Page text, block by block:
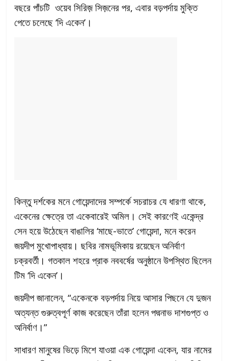
বছরে পাঁচটি ওয়েব সিরিজ় সিজ়নের পর, এবার বড়পর্দায় মুক্তি
পেতে চলেছে ‘দি একেন’।
কিন্তু দর্শকের মনে গোয়েন্দাদের সম্পর্কে সচরাচর যে ধারণা থাকে,
একেনের ক্ষেত্রে তা একেবারেই অমিল। সেই কারণেই একেন্দ্র
সেন হয়ে উঠেছেন বাঙালির ‘মাছে-ভাতে’ গোয়েন্দা, মনে করেন
জয়দীপ মুখোপাধ্যায়। ছবির নামভূমিকায় রয়েছেন অনির্বাণ
চক্রবর্তী। গতকাল শহরে প্রাক নববর্ষের অনুষ্ঠানে উপস্থিত ছিলেন
টিম ‘দি একেন’।
জয়দীপ জানালেন, “একেনকে বড়পর্দায় নিয়ে আসার পিছনে যে দুজন
অত্যন্ত গুরুত্বপূর্ণ কাজ করেছেন তাঁরা হলেন পদ্মনাভ দাশগুপ্ত ও
অনির্বাণ।”
সাধারণ মানুষের ভিড়ে মিশে যাওয়া এক গোয়েন্দা একেন, যার নামের